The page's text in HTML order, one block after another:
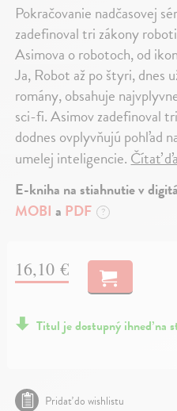
Pokračovanie nadčasovej
zadefinoval tri zákony
Asimova o robotoch, od
Ja, Robot až po štyri, dnes
romány, obsahuje
sci-fi. Asimov zadefinoval
dodnes ovplyvňujú pohľad
umelej inteligencie.Čítať
E-kniha na stiahnutie v
MOBI a PDF ?
16,10 €
Titul je dostupný ihneď na
Pridať do wishlistu